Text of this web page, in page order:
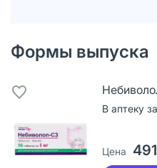
Формы выпуска
В аптеку
Цена